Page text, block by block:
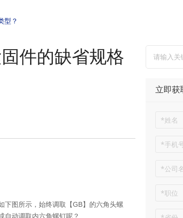
型？
件的缺省规格
下图所示，始终调取【GB】的六角头螺
自动调取内六角螺钉呢？
立即获